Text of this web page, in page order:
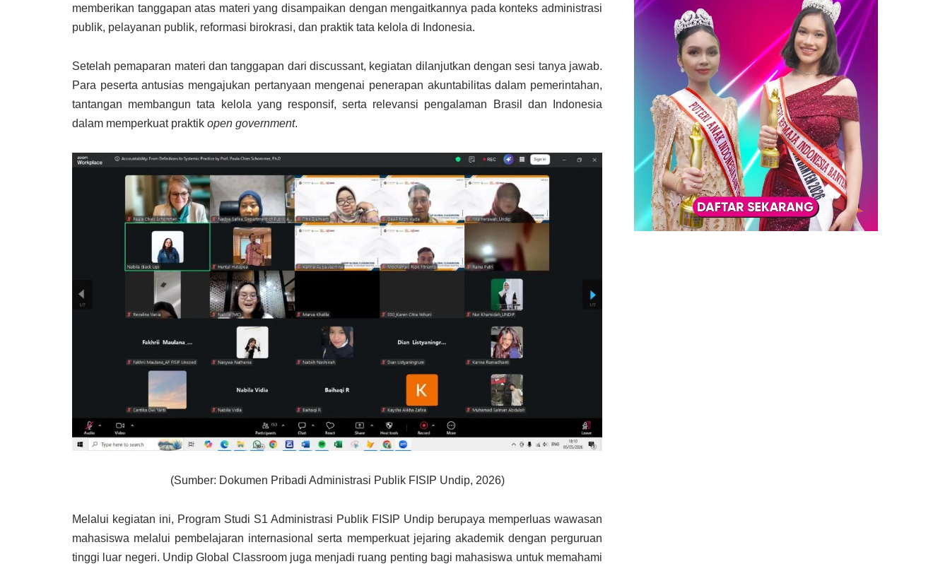
memberikan tanggapan atas materi yang disampaikan dengan mengaitkannya pada konteks administrasi
publik, pelayanan publik, reformasi birokrasi, dan praktik tata kelola di Indonesia.
Setelah pemaparan materi dan tanggapan dari discussant, kegiatan dilanjutkan dengan sesi tanya jawab.
Para peserta antusias mengajukan pertanyaan mengenai penerapan akuntabilitas dalam pemerintahan,
tantangan membangun tata kelola yang responsif, serta relevansi pengalaman Brasil dan Indonesia
dalam memperkuat praktik open government.
(Sumber: Dokumen Pribadi Administrasi Publik FISIP Undip, 2026)
Melalui kegiatan ini, Program Studi S1 Administrasi Publik FISIP Undip berupaya memperluas wawasan
mahasiswa melalui pembelajaran internasional serta memperkuat jejaring akademik dengan perguruan
tinggi luar negeri. Undip Global Classroom juga menjadi ruang penting bagi mahasiswa untuk memahami